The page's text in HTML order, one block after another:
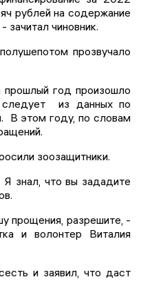
рублей на содержание
зачитал чиновник.
прозвучало
прошлый год произошло
из данных по
В этом году, по словам
зоозащитники.
знал, что вы зададите
прощения, разрешите, -
и волонтер Виталия
и заявил, что даст